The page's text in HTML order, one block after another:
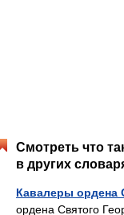
Смотреть что
в других
Кавалеры ордена
ордена Святого